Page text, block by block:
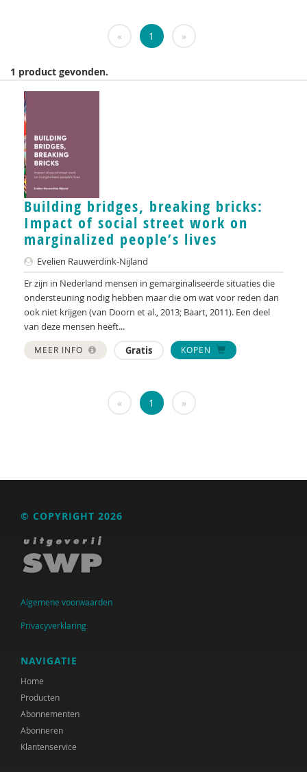
Hans Alma
Astrid Altena
Jolanda Asmoredjo
Ingrid Bakker
Cora Bartelink
Simon Bax
Mariëlle Beijersbergen
Dirck van Bekkum
Gülcan Bektas
Irene van Bentum
Marc van Bijsterveldt
Yannick Bleeker
Cindy Boerema
Arjan Bolt
Simone Boogaarts
« 1 »
1 product gevonden.
Building bridges, breaking bricks:
Impact of social street work on
marginalized people’s lives
Evelien Rauwerdink-Nijland
Er zijn in Nederland mensen in gemarginaliseerde situaties die
ondersteuning nodig hebben maar die om wat voor reden dan
ook niet krijgen (van Doorn et al., 2013; Baart, 2011). Een deel
van deze mensen heeft...
MEER INFO Gratis KOPEN
« 1 »
© COPYRIGHT 2026
Algemene voorwaarden
Privacyverklaring
NAVIGATIE
Home
Producten
Abonnementen
Abonneren
Klantenservice